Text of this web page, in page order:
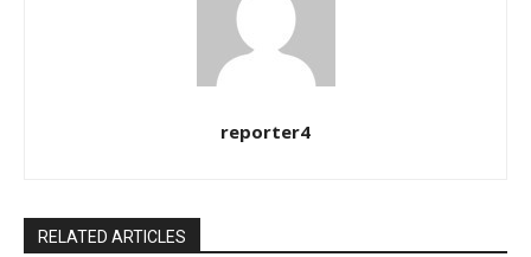
reporter4
RELATED ARTICLES